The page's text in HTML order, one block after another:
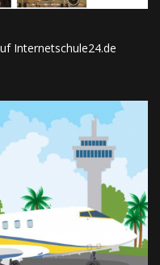
Internetschule24.de